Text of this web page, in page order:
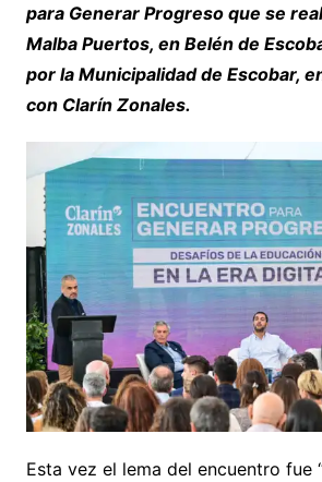
para Generar Progreso que se
Malba Puertos, en Belén de
por la Municipalidad de Escobar,
con Clarín Zonales.
Esta vez el lema del encuentro fue